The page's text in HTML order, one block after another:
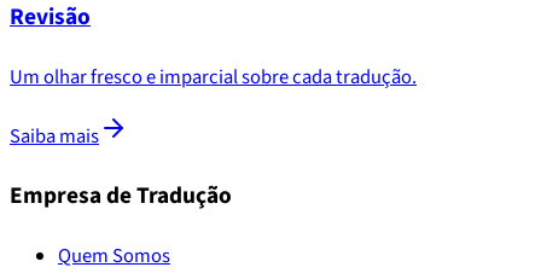
Revisão
Um olhar fresco e imparcial sobre cada tradução.
Saiba mais
Empresa de Tradução
Quem Somos